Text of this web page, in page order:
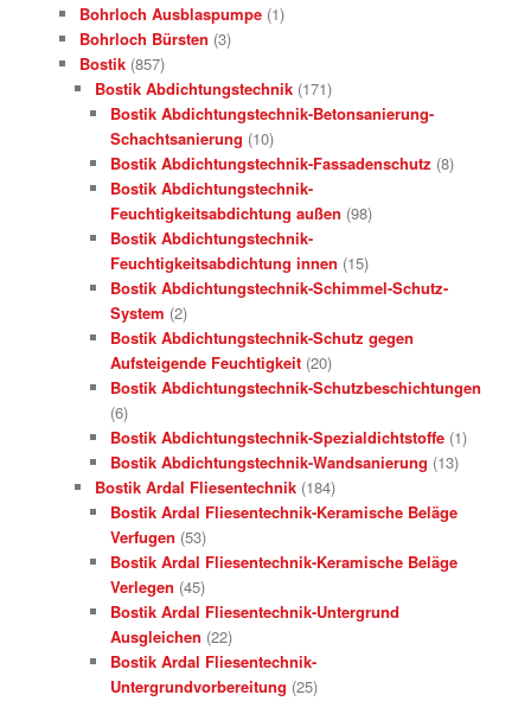
Bohrloch Ausblaspumpe (1)
Bohrloch Bürsten (3)
Bostik (857)
Bostik Abdichtungstechnik (171)
Bostik Abdichtungstechnik-Betonsanierung-
Schachtsanierung (10)
Bostik Abdichtungstechnik-Fassadenschutz (8)
Bostik Abdichtungstechnik-
Feuchtigkeitsabdichtung außen (98)
Bostik Abdichtungstechnik-
Feuchtigkeitsabdichtung innen (15)
Bostik Abdichtungstechnik-Schimmel-Schutz-
System (2)
Bostik Abdichtungstechnik-Schutz gegen
Aufsteigende Feuchtigkeit (20)
Bostik Abdichtungstechnik-Schutzbeschichtungen
(6)
Bostik Abdichtungstechnik-Spezialdichtstoffe (1)
Bostik Abdichtungstechnik-Wandsanierung (13)
Bostik Ardal Fliesentechnik (184)
Bostik Ardal Fliesentechnik-Keramische Beläge
Verfugen (53)
Bostik Ardal Fliesentechnik-Keramische Beläge
Verlegen (45)
Bostik Ardal Fliesentechnik-Untergrund
Ausgleichen (22)
Bostik Ardal Fliesentechnik-
Untergrundvorbereitung (25)